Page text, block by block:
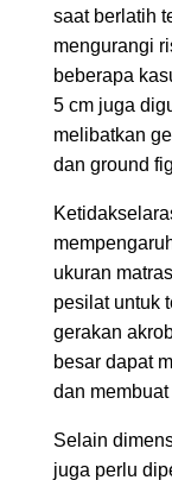
saat berlatih
mengurangi
beberapa
5 cm juga
melibatkan
dan ground
ukuran
pesilat untuk
gerakan
besar dapat
dan
Selain
juga perlu